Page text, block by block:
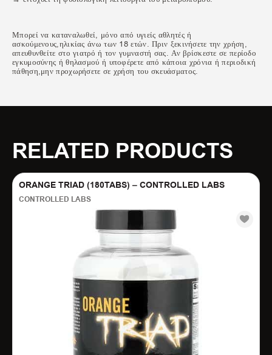
Μπορεί να καταναλωθεί, μόνο από υγιείς αθλητές ή
ασκούμενους,ηλικίας άνω των 18 ετών. Πριν ξεκινήσετε την χρήση,
απευθυνθείτε στο γιατρό ή τον γυμναστή σας. Αν βρίσκεστε σε περίοδο
εγκυμοσύνης ή θηλασμού ή υποφέρετε από κάποια χρόνια ή περιοδική
πάθηση,μην προχωρήσετε σε χρήση του σκευάσματος.
RELATED PRODUCTS
ORANGE TRIAD (180TABS) – CONTROLLED LABS
CONTROLLED LABS